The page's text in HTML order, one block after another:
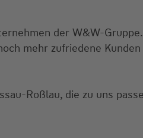
der W&W-
mehr zufriedene
Roßlau, die zu uns